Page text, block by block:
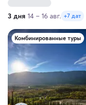
3 дня 14 – 16 авг. +7 дат
Комбинированные туры